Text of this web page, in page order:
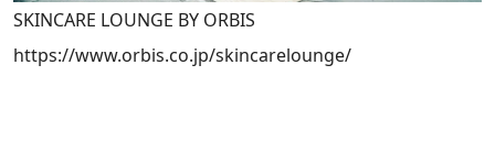
SKINCARE LOUNGE BY ORBIS
https://www.orbis.co.jp/skincarelounge/